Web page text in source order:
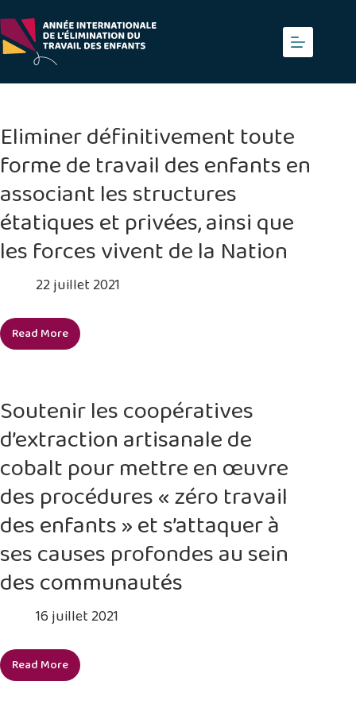
to
content
Eliminer définitivement toute
forme de travail des enfants en
associant les structures
étatiques et privées, ainsi que
les forces vivent de la Nation
22 juillet 2021
Read More
Eliminer
forme
de
travail
des
enfants
en
associant
les
structures
et
privées,
ainsi
que
les
forces
Soutenir les coopératives
d’extraction artisanale de
cobalt pour mettre en œuvre
des procédures « zéro travail
des enfants » et s’attaquer à
ses causes profondes au sein
des communautés
16 juillet 2021
Read More
Soutenir